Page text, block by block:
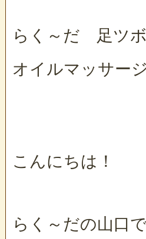
らく～だ 足ツ
オイルマッサージ
こんにちは！
らく～だの山口